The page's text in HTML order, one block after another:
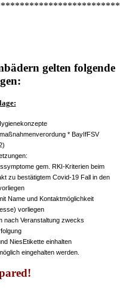
gelten folgende
* BayIfFSV
gem. RKI-Kriterien beim
zu bestätigtem Covid-19 Fall in den
Name und Kontaktmöglichkeit
vorliegen
nach Veranstaltung zwecks
NiesEtikette einhalten
eingehalten werden.